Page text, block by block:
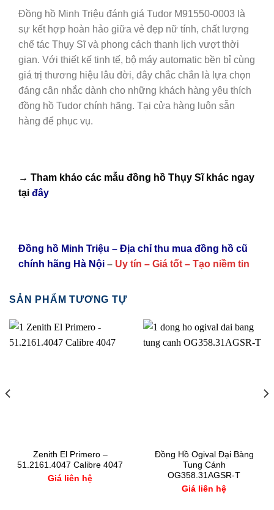
Đồng hồ Minh Triệu đánh giá Tudor M91550-0003 là
sự kết hợp hoàn hảo giữa vẻ đẹp nữ tính, chất lượng
chế tác Thụy Sĩ và phong cách thanh lịch vượt thời
gian. Với thiết kế tinh tế, bộ máy automatic bền bỉ cùng
giá trị thương hiệu lâu đời, đây chắc chắn là lựa chọn
đáng cân nhắc dành cho những khách hàng yêu thích
đồng hồ Tudor chính hãng. Tại cửa hàng luôn sẵn
hàng để phục vụ.
→ Tham khảo các mẫu đồng hồ Thụy Sĩkhác ngay
tại đây
Đồng hồ Minh Triệu – Địa chỉ thu mua đồng hồ cũ
chính hãng Hà Nội – Uy tín – Giá tốt – Tạo niềm tin
SẢN PHẨM TƯƠNG TỰ
Zenith El Primero –
51.2161.4047 Calibre 4047
Giá liên hệ
Đồng Hồ Ogival Đại Bàng
Tung Cánh
OG358.31AGSR-T
Giá liên hệ